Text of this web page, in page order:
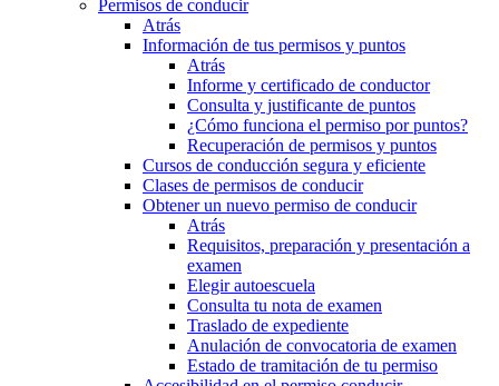
Permisos de conducir
Atrás
Información de tus permisos y puntos
Atrás
Informe y certificado de conductor
Consulta y justificante de puntos
¿Cómo funciona el permiso por puntos?
Recuperación de permisos y puntos
Cursos de conducción segura y eficiente
Clases de permisos de conducir
Obtener un nuevo permiso de conducir
Atrás
Requisitos, preparación y presentación a
examen
Elegir autoescuela
Consulta tu nota de examen
Traslado de expediente
Anulación de convocatoria de examen
Estado de tramitación de tu permiso